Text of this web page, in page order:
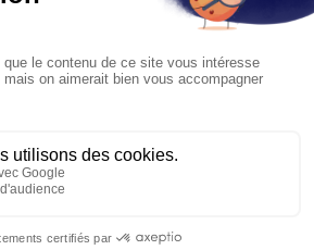
La visite pastorale du pape Léon
XIV à Assise à suivre sur KTO le
jeudi 6 août
Le pape en Uruguay, Argentine et
Pérou du 6 au 17 novembre 2026